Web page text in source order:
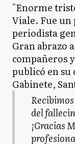
"Enorme
Viale. Fue
periodista
Gran abrazo
compañeros
publicó en su
Gabinete,
del
¡Gracias